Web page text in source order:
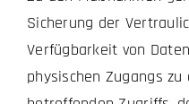
Sicherung der
Verfügbarkeit von
physischen Zugangs